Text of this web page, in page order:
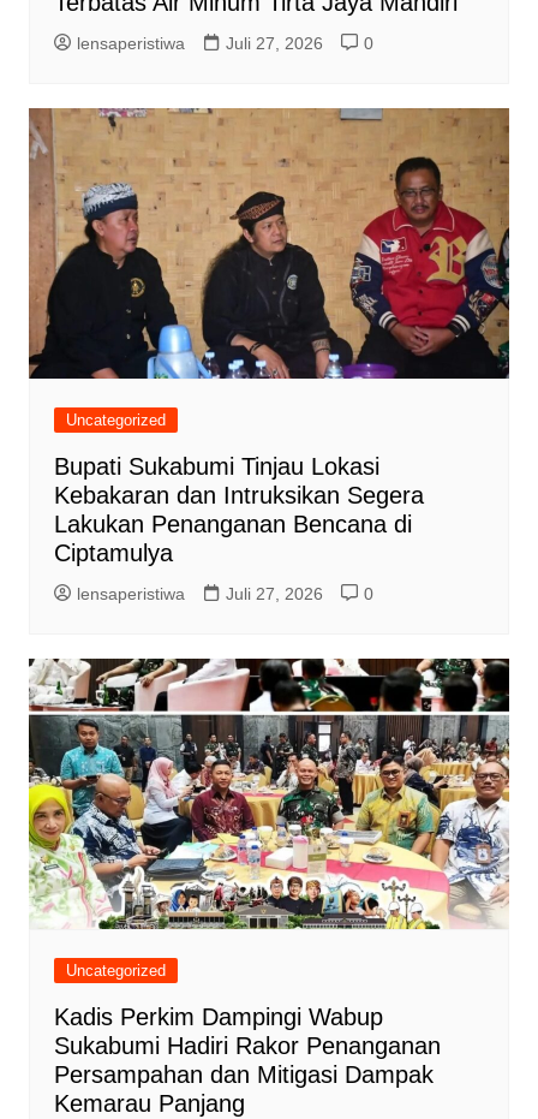
lensaperistiwa Juli 27, 2026 0
Uncategorized
Bupati Sukabumi Tinjau Lokasi
Kebakaran dan Intruksikan Segera
Lakukan Penanganan Bencana di
Ciptamulya
lensaperistiwa Juli 27, 2026 0
Uncategorized
Kadis Perkim Dampingi Wabup
Sukabumi Hadiri Rakor Penanganan
Persampahan dan Mitigasi Dampak
Kemarau Panjang